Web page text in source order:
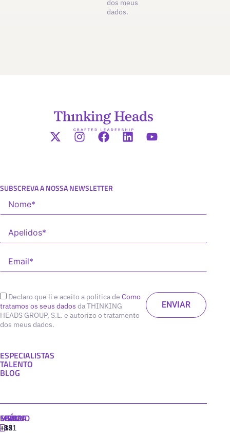
dos meus
dados.
SUBSCREVA A NOSSA NEWSLETTER
Declaro que li e aceito a política de Como
tratamos os seus dados da THINKING
HEADS GROUP, S.L. e autorizo o tratamento
dos meus dados.
ESPECIALISTAS
TALENTO
BLOG
MADRID
+34
MIAMI
+1
SEÚL
+82
LISBOA
‪+351